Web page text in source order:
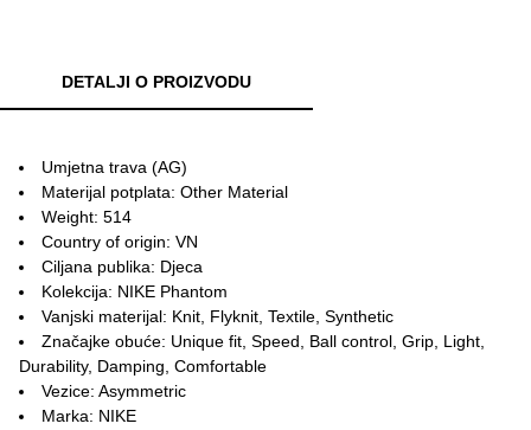
DETALJI O PROIZVODU
Umjetna trava (AG)
Materijal potplata: Other Material
Weight: 514
Country of origin: VN
Ciljana publika: Djeca
Kolekcija: NIKE Phantom
Vanjski materijal: Knit, Flyknit, Textile, Synthetic
Značajke obuće: Unique fit, Speed, Ball control, Grip, Light,
Durability, Damping, Comfortable
Vezice: Asymmetric
Marka: NIKE